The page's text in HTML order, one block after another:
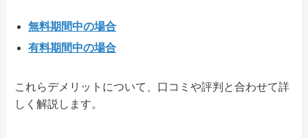
無料期間中の場合
有料期間中の場合
これらデメリットについて、口コミや評判と合わせて詳
しく解説します。